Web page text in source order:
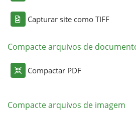
Capturar site como TIFF
Compacte arquivos de
Compactar PDF
Compacte arquivos de imagem